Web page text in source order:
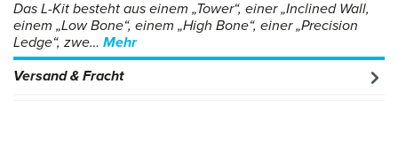
Das L-Kit besteht aus einem „Tower“, einer „Inclined Wall,
einem „Low Bone“, einem „High Bone“, einer „Precision
Ledge“, zwe… Mehr
Versand & Fracht